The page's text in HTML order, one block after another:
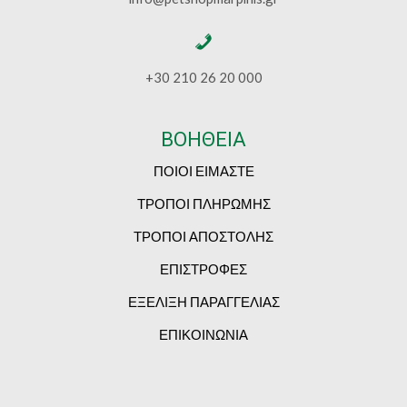
+30 210 26 20 000
ΒΟΗΘΕΙΑ
ΠΟΙΟΙ ΕΙΜΑΣΤΕ
ΤΡΟΠΟΙ ΠΛΗΡΩΜΗΣ
ΤΡΟΠΟΙ ΑΠΟΣΤΟΛΗΣ
ΕΠΙΣΤΡΟΦΕΣ
ΕΞΕΛΙΞΗ ΠΑΡΑΓΓΕΛΙΑΣ
ΕΠΙΚΟΙΝΩΝΙΑ